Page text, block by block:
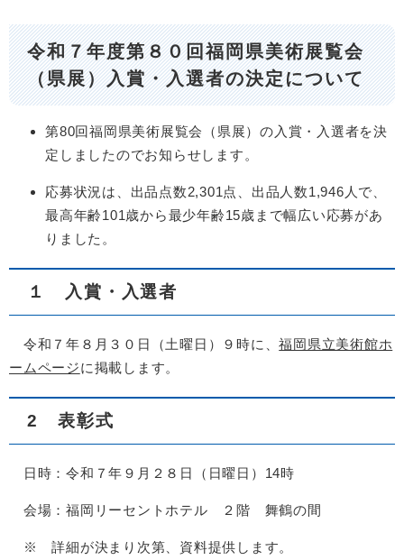
令和７年度第８０回福岡県美術展覧会
（県展）入賞・入選者の決定について
第80回福岡県美術展覧会（県展）の入賞・入選者を決
定しましたのでお知らせします。
応募状況は、出品点数2,301点、出品人数1,946人で、
最高年齢101歳から最少年齢15歳まで幅広い応募があ
りました。
１ 入賞・入選者
令和７年８月３０日（土曜日）９時に、福岡県立美術館ホ
ームページに掲載します。
2 表彰式
日時：令和７年９月２８日（日曜日）14時
会場：福岡リーセントホテル ２階 舞鶴の間
※ 詳細が決まり次第、資料提供します。